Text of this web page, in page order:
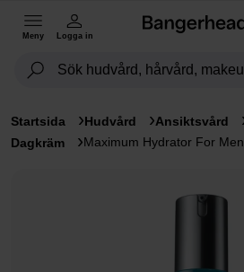
Meny Logga in
Startsida Hudvård Ansiktsvård
Dagkräm
Maximum Hydrator For Men